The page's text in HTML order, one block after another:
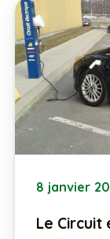
8 janvier
Le Circuit